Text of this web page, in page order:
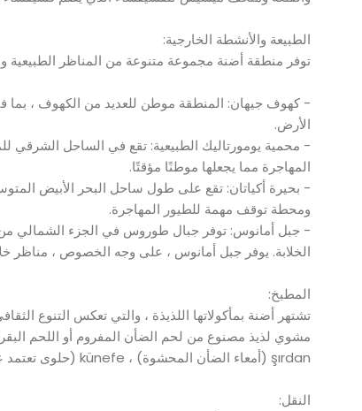
الطبيعة والأنشطة الخارجية:
توفر منطقة أضنة مجموعة متنوعة من المناظر الطبيعية
- كهوف جيهان: المنطقة موطن للعديد من الكهوف ، بما
الأرض.
- محمية يومورتاليك الطبيعية: تقع في الساحل الشرقي
المهاجرة مما يجعلها موطنًا مؤقتًا.
- بحيرة أكياتان: تقع على طول ساحل البحر الأبيض
ومحطة توقف مهمة للطيور المهاجرة.
- جبل أمانوس: توفر جبال طوروس في الجزء الشمالي
الخلابة. يوفر جبل أمانوس ، على وجه الخصوص ، مناظر
المطبخ:
تشتهر أضنة بمأكولاتها اللذيذة ، والتي تعكس التنوع
مشوي لذيذ مصنوع من لحم الضأن المفروم أو اللحم
şırdan (أمعاء الضأن المحشوة) ، künefe (حلوى تعتمد على الجبن الحلو) ، والعديد من الأطباق التركية التقليدية المتأثرة بالنكهات الإقليمية.
النقل: